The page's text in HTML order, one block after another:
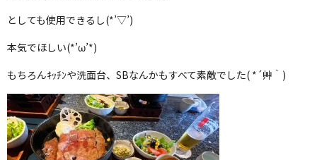
としても使用できるし(*’▽’)
本気でほしい(*’ω’*)
もちろんｷｯﾁﾝや洗面台、SBなんかもすべて素敵でした( *´艸｀)